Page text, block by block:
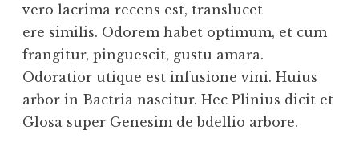
vero lacrima recens est, translucet
ere similis. Odorem habet optimum, et cum
frangitur, pinguescit, gustu amara.
Odoratior utique est infusione vini. Huius
arbor in Bactria nascitur. Hec Plinius dicit et
Glosa super Genesim de bdellio arbore.